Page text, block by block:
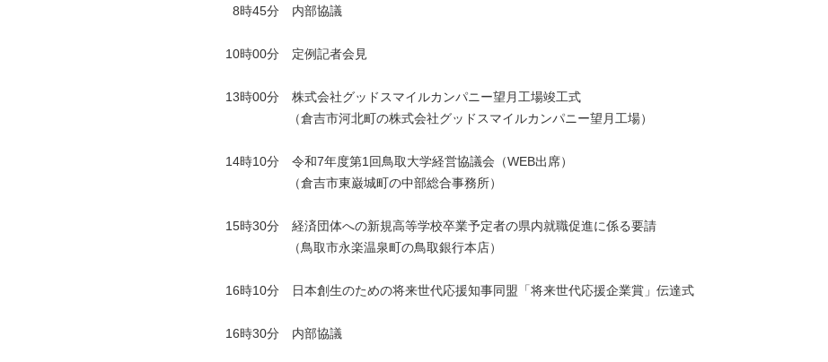
8時45分 内部協議
10時00分 定例記者会見
13時00分 株式会社グッドスマイルカンパニー望月工場竣工式
（倉吉市河北町の株式会社グッドスマイルカンパニー望月工場）
14時10分 令和7年度第1回鳥取大学経営協議会（WEB出席）
（倉吉市東巌城町の中部総合事務所）
15時30分 経済団体への新規高等学校卒業予定者の県内就職促進に係る要請
（鳥取市永楽温泉町の鳥取銀行本店）
16時10分 日本創生のための将来世代応援知事同盟「将来世代応援企業賞」伝達式
16時30分 内部協議